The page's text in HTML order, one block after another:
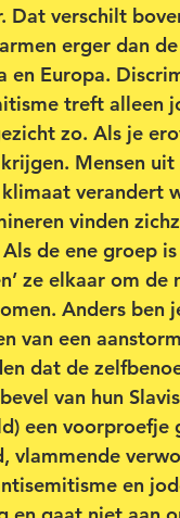
Dat verschilt
erger dan
Europa.
treft alleen
zo. Als je
Mensen
verandert
vinden
de ene groep
ze elkaar om
Anders ben
van een
dat de
van hun
een voorproefje
en